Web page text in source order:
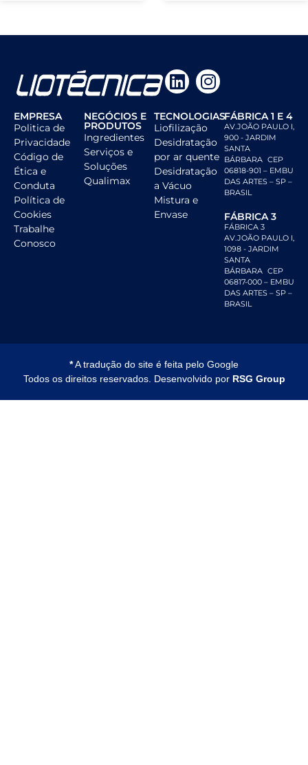
EMPRESA
Politica de
Privacidade
Código de
Ética e
Conduta
Política de
Cookies
Trabalhe
Conosco
NEGÓCIOS E
PRODUTOS
Ingredientes
Serviços e
Soluções
Qualimax
TECNOLOGIAS
Liofilização
Desidratação
por ar quente
Desidratação
a Vácuo
Mistura e
Envase
FÁBRICA 1 E 4
AV.JOÃO PAULO I,
900 - JARDIM
SANTA
BÁRBARA CEP
06818-901 – EMBU
DAS ARTES – SP –
BRASIL
FÁBRICA 3
FÁBRICA 3
AV.JOÃO PAULO I,
1098 - JARDIM
SANTA
BÁRBARA CEP
06817-000 – EMBU
DAS ARTES – SP –
BRASIL
Todos os direitos reservados. Desenvolvido por RSG Group
*A tradução do site é feita pelo Google